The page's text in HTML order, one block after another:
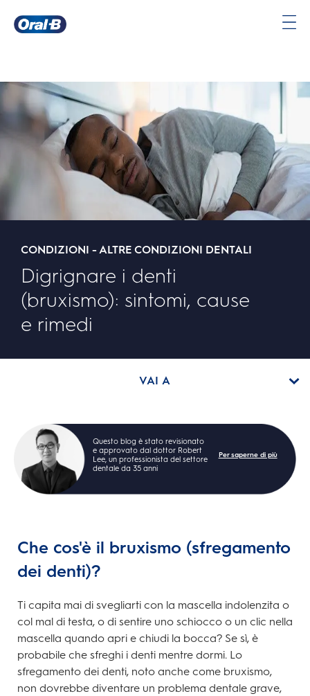
iniziale
CONDIZIONI - ALTRE CONDIZIONI DENTALI
Digrignare i denti
(bruxismo): sintomi, cause
e rimedi
VAI A
Questo blog è stato revisionato
e approvato dal dottor Robert
Lee, un professionista del settore
dentale da 35 anni
Per saperne di più
Che cos'è il bruxismo (sfregamento
dei denti)?
Ti capita mai di svegliarti con la mascella indolenzita o
col mal di testa, o di sentire uno schiocco o un clic nella
mascella quando apri e chiudi la bocca? Se sì, è
probabile che sfreghi i denti mentre dormi. Lo
sfregamento dei denti, noto anche come bruxismo,
non dovrebbe diventare un problema dentale grave,